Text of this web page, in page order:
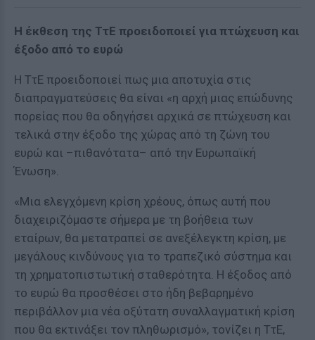
Η έκθεση της ΤτΕ προειδοποιεί για πτώχευση και
έξοδο από το ευρώ
Η ΤτΕ προειδοποιεί πως μια αποτυχία στις
διαπραγματεύσεις θα είναι «η αρχή μιας επώδυνης
πορείας που θα οδηγήσει αρχικά σε πτώχευση και
τελικά στην έξοδο της χώρας από τη ζώνη του
ευρώ και –πιθανότατα– από την Ευρωπαϊκή
Ένωση».
«Μια ελεγχόμενη κρίση χρέους, όπως αυτή που
διαχειριζόμαστε σήμερα με τη βοήθεια των
εταίρων, θα μετατραπεί σε ανεξέλεγκτη κρίση, με
μεγάλους κινδύνους για το τραπεζικό σύστημα και
τη χρηματοπιστωτική σταθερότητα. Η έξοδος από
το ευρώ θα προσθέσει στο ήδη βεβαρημένο
περιβάλλον μια νέα οξύτατη συναλλαγματική κρίση
που θα εκτινάξει τον πληθωρισμό», τονίζει η ΤτΕ,